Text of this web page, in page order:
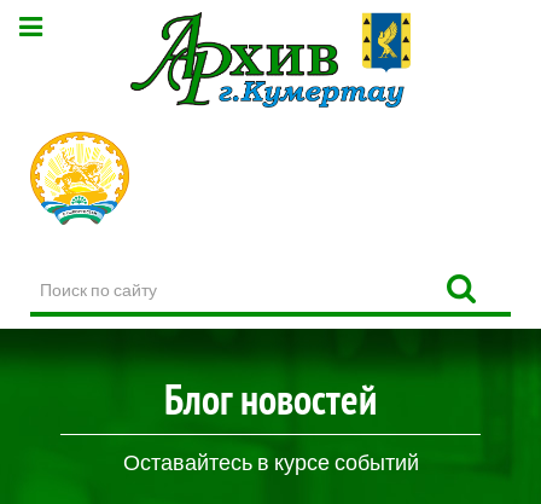
по
сайту
Блог новостей
Оставайтесь в курсе событий